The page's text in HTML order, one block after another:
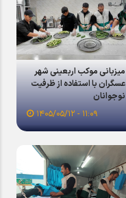
میزبانی موکب اربعینی شهر
عسگران با استفاده از ظرفیت
نوجوانان
۱۱:۰۹ - ۱۴۰۵/۰۵/۱۲